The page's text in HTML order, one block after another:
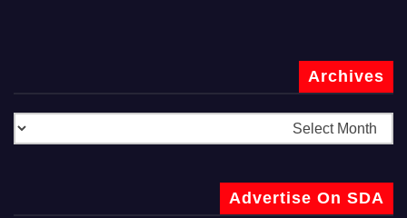
Archives
Advertise On SDA